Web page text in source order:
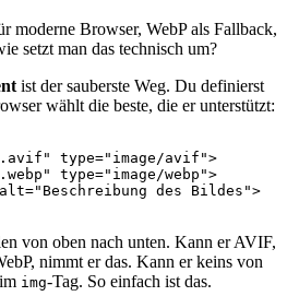
moderne Browser, WebP als Fallback,
setzt man das technisch um?
ist der sauberste Weg. Du definierst
wählt die beste, die er unterstützt:
type="image/avif">
type="image/webp">
des Bildes">
von oben nach unten. Kann er AVIF,
nimmt er das. Kann er keins von
img-Tag. So einfach ist das.